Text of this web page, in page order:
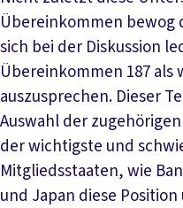
Übereinkommen bewog
sich bei der Diskussion
Übereinkommen 187
auszusprechen. Dieser
Auswahl der
der wichtigste und
Mitgliedsstaaten, wie
und Japan diese